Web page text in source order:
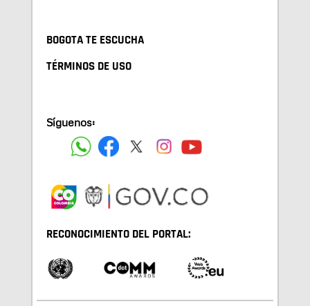
BOGOTA TE ESCUCHA
TÉRMINOS DE USO
Síguenos:
RECONOCIMIENTO DEL PORTAL: